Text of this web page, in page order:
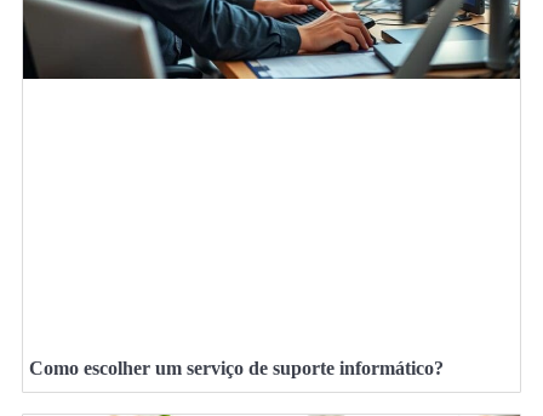
Como escolher um serviço de suporte informático?